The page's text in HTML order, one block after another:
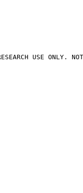
USE ONLY.